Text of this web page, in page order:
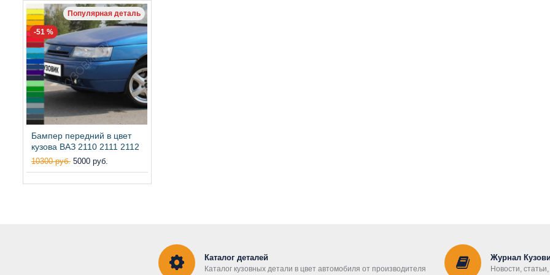
Популярная деталь
-51 %
Бампер передний в цвет
кузова ВАЗ 2110 2111 2112
10300 руб. 5000 руб.
Каталог деталей
Каталог кузовных детали в цвет автомобиля от производителя
Журнал
Новости,